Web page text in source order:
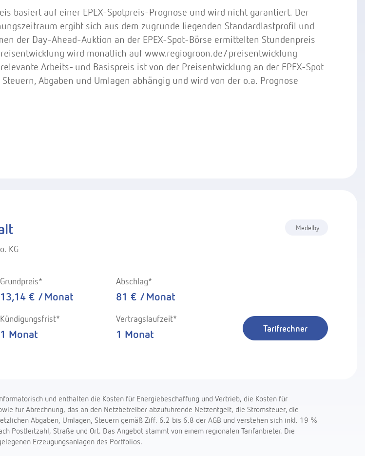
basiert auf einer EPEX-Spotpreis-Prognose und wird nicht garantiert. Der
ergibt sich aus dem zugrunde liegenden Standardlastprofil und
der Day-Ahead-Auktion an der EPEX-Spot-Börse ermittelten Stundenpreis
wird monatlich auf www.regiogroon.de/preisentwicklung
Arbeits- und Basispreis ist von der Preisentwicklung an der EPEX-Spot
Abgaben und Umlagen abhängig und wird von der o.a. Prognose
KG
Grundpreis*
13,14 € / Monat
Abschlag*
81 € / Monat
Kündigungsfrist*
1 Monat
Vertragslaufzeit*
1 Monat
Medelby
Tarifrechner
und enthalten die Kosten für Energiebeschaffung und Vertrieb, die Kosten für
für Abrechnung, das an den Netzbetreiber abzuführende Netzentgelt, die Stromsteuer, die
Abgaben, Umlagen, Steuern gemäß Ziff. 6.2 bis 6.8 der AGB und verstehen sich inkl. 19 %
Postleitzahl, Straße und Ort. Das Angebot stammt von einem regionalen Tarifanbieter. Die
Erzeugungsanlagen des Portfolios.